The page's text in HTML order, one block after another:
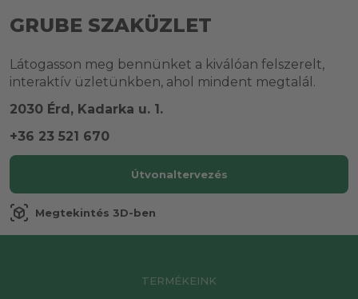
GRUBE SZAKÜZLET
Látogasson meg bennünket a kiválóan felszerelt,
interaktív üzletünkben, ahol mindent megtalál.
2030 Érd, Kadarka u. 1.
+36 23 521 670
Útvonaltervezés
view_in_ar Megtekintés 3D-ben
TERMÉKEINK